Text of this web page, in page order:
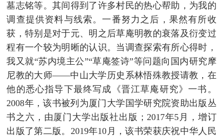
墓志铭等。其间得到了许多村民的热心帮助，为我的
调查提供资料与线索。一番努力之后，果然有所收
获，特别是对于元、明之后草庵明教的衰落及衍变过
程有一个较为明晰的认识。当调查探索有所心得时，
我又就“苏内境主公”“草庵签诗”等问题向国内研究摩
尼教的大师——中山大学历史系林悟殊教授请教，在
他的悉心指导下最终写成《晋江草庵研究》一书。
2008年，该书被列为厦门大学国学研究院资助出版丛
书之六，由厦门大学出版社出版；2017年5月，增订
出版了第二版。2019年10月，该书荣获庆祝中华人民